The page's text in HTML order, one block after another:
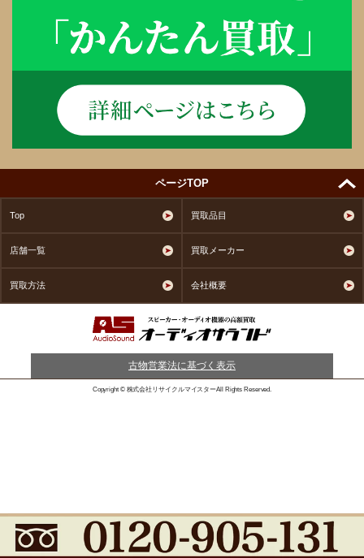
ページTOP
Top 買取品目
店舗一覧 買取メーカー
買取方法 会社概要
古物営業法に基づく表示
Copyright © 株式会社リサイクルマイスターAll Rights Reserved.